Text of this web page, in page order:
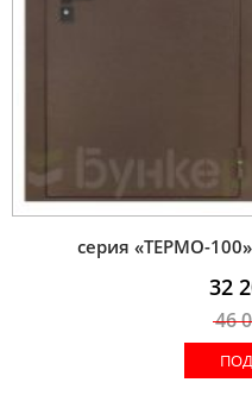
серия «ТЕРМО-
32
46